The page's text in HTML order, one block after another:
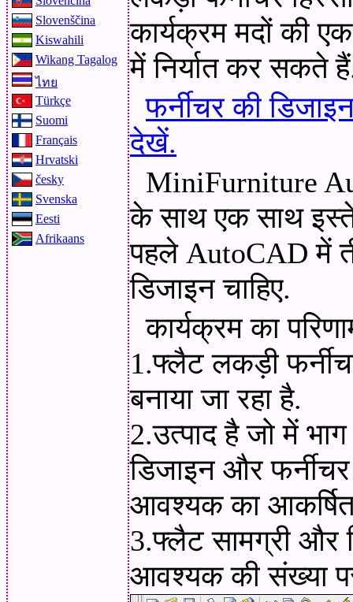
Slovenščina
Kiswahili
Wikang Tagalog
ไทย
Türkçe
Suomi
Français
Hrvatski
česky
Svenska
Eesti
Afrikaans
कार्यक्रम मदों की
में निर्यात कर सकते
फर्नीचर की
देखें.
MiniFurniture
के साथ एक साथ
पहले AutoCAD में
डिजाइन चाहिए.
कार्यक्रम का
1.फ्लैट लकड़ी
बनाया जा रहा है.
2.उत्पाद है जो में
डिजाइन और
आवश्यक का आकर्षित
3.फ्लैट सामग्री और
आवश्यक की संख्या